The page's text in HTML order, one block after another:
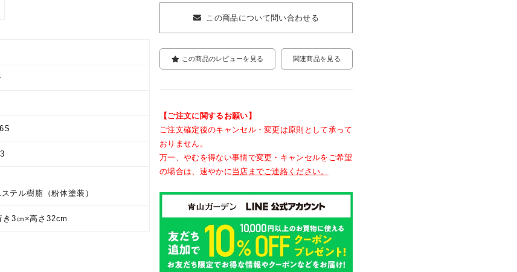
この商品について問い合わせる
この商品のレビューを見る 関連商品を見る
【ご注文に関するお願い】
ご注文確定後のキャンセル・変更は原則として承って
おりません。
万一、やむを得ない事情で変更・キャンセルをご希望
の場合は、速やかに当店までご連絡ください。
テル樹脂（粉体塗装）
3㎝×高さ32cm